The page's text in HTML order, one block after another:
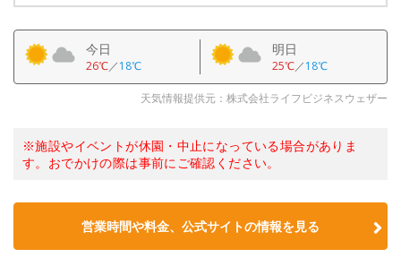
今日
26℃／18℃
明日
25℃／18℃
天気情報提供元：株式会社ライフビジネスウェザー
※施設やイベントが休園・中止になっている場合がありま
す。おでかけの際は事前にご確認ください。
営業時間や料金、公式サイトの情報を見る